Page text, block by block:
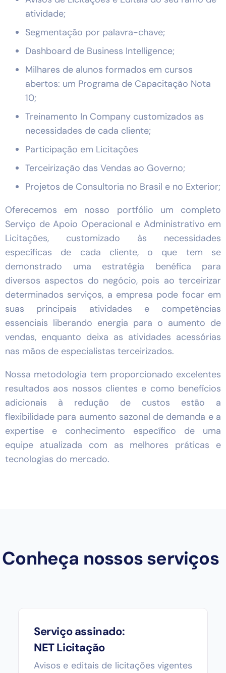
atividade;
Segmentação por palavra-chave;
Dashboard de Business Intelligence;
Milhares de alunos formados em cursos
abertos: um Programa de Capacitação Nota
10;
Treinamento In Company customizados as
necessidades de cada cliente;
Participação em Licitações
Terceirização das Vendas ao Governo;
Projetos de Consultoria no Brasil e no Exterior;
Oferecemos em nosso portfólio um completo
Serviço de Apoio Operacional e Administrativo em
Licitações, customizado às necessidades
específicas de cada cliente, o que tem se
demonstrado uma estratégia benéfica para
diversos aspectos do negócio, pois ao terceirizar
determinados serviços, a empresa pode focar em
suas principais atividades e competências
essenciais liberando energia para o aumento de
vendas, enquanto deixa as atividades acessórias
nas mãos de especialistas terceirizados.
Nossa metodologia tem proporcionado excelentes
resultados aos nossos clientes e como benefícios
adicionais à redução de custos estão a
flexibilidade para aumento sazonal de demanda e a
expertise e conhecimento específico de uma
equipe atualizada com as melhores práticas e
tecnologias do mercado.
Conheça nossos serviços
Serviço assinado:
NET Licitação
Avisos e editais de licitações vigentes